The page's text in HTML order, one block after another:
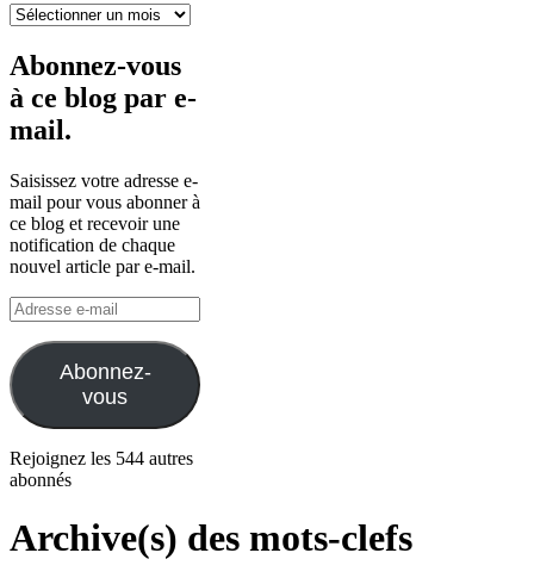
Archives
Abonnez-vous
à ce blog par e-
mail.
Saisissez votre adresse e-
mail pour vous abonner à
ce blog et recevoir une
notification de chaque
nouvel article par e-mail.
Adresse
e-
mail
Abonnez-
vous
Rejoignez les 544 autres
abonnés
Archive(s) des mots-clefs